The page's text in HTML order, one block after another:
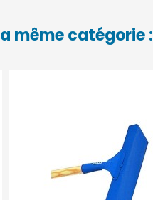
même catégorie :